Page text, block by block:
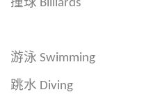
撞球 Billiards
游泳 Swimming
跳水 Diving